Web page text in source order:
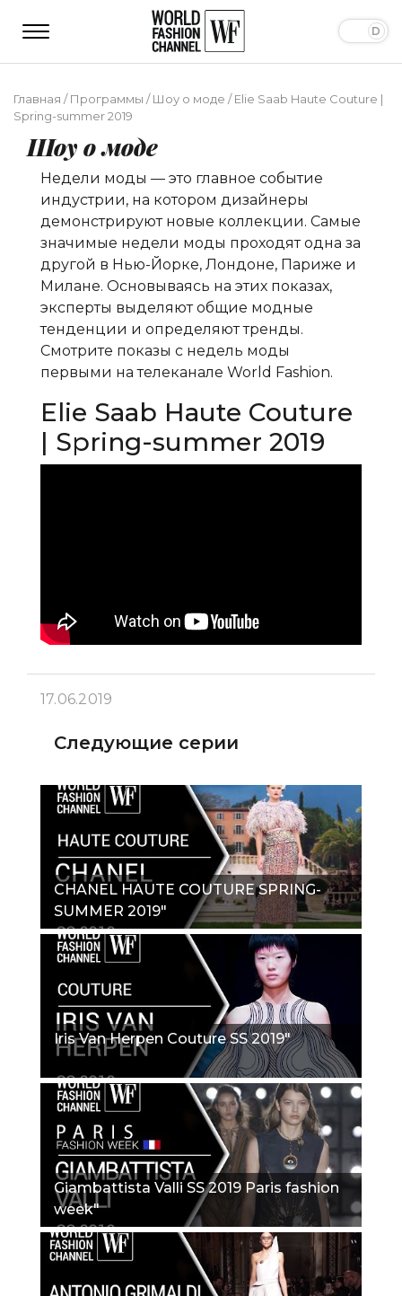
Главная /Программы /Шоу о моде /Elie Saab Haute Couture |
Spring-summer 2019
Шоу о моде
Недели моды — это главное событие
индустрии, на котором дизайнеры
демонстрируют новые коллекции. Самые
значимые недели моды проходят одна за
другой в Нью-Йорке, Лондоне, Париже и
Милане. Основываясь на этих показах,
эксперты выделяют общие модные
тенденции и определяют тренды.
Смотрите показы с недель моды
первыми на телеканале World Fashion.
Elie Saab Haute Couture
| Spring-summer 2019
17.06.2019
Следующие серии
CHANEL HAUTE COUTURE SPRING-
SUMMER 2019"
Iris Van Herpen Couture SS 2019"
Giambattista Valli SS 2019 Paris fashion
week"